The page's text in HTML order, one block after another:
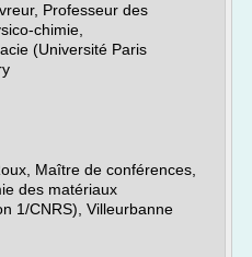
Professeur des
chimie,
(Université Paris
Maître de conférences,
des matériaux
1/CNRS), Villeurbanne